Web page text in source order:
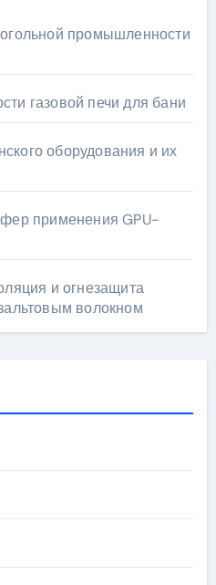
промышленности
газовой печи для бани
оборудования и их
применения GPU-
и огнезащита
волокном